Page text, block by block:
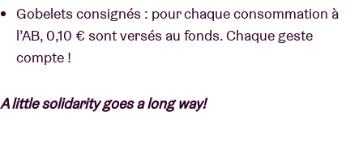
Gobelets consignés : pour chaque consommation à
l’AB, 0,10 € sont versés au fonds. Chaque geste
compte !
A little solidarity goes a long way!